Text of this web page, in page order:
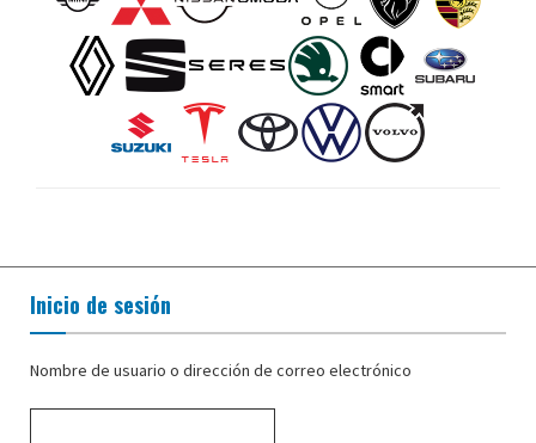
Inicio de sesión
Nombre de usuario o dirección de correo electrónico